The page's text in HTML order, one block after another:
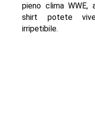
pieno clima
shirt potete
irripetibile.